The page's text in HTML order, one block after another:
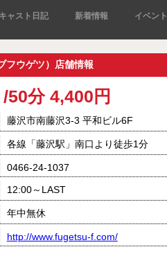
キャスト日記 新着情報 イベント
フウゲツ）店舗情報
50分 4,400円
藤沢市南藤沢3-3 平和ビル6F
各線「藤沢駅」南口より徒歩1分
0466-24-1037
12:00～LAST
年中無休
http://www.fugetsu-f.com/